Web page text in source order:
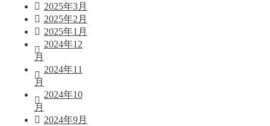
2025年3月
2025年2月
2025年1月
2024年12
月
2024年11
月
2024年10
月
2024年9月